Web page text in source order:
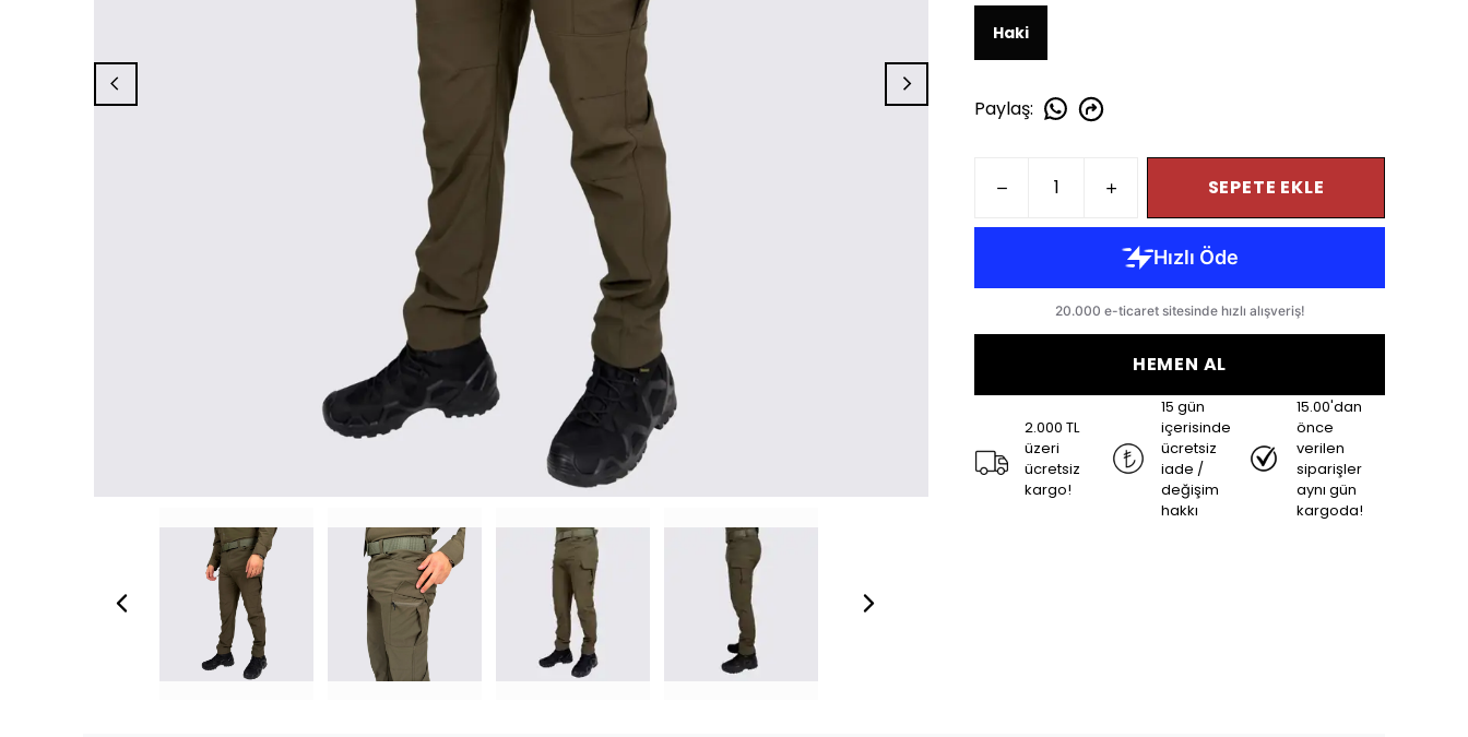
Haki
Paylaş:
SEPETE EKLE
HEMEN AL
2.000 TL
üzeri
ücretsiz
kargo!
15 gün
içerisinde
ücretsiz
iade /
değişim
hakkı
15.00'dan
önce
verilen
siparişler
aynı gün
kargoda!